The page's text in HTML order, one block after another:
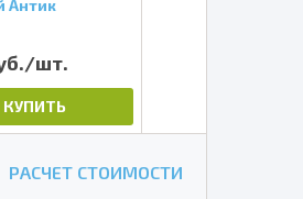
Антик
шт.
КУПИТЬ
РАСЧЕТ СТОИМОСТИ